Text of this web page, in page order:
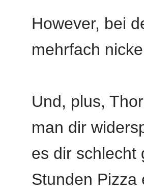
However, bei
mehrfach
Und, plus,
man dir
es dir schlecht
Stunden Pizza